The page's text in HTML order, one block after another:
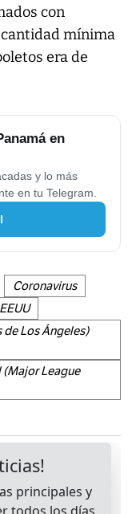
con
mínima
era de
en
y lo más
en tu Telegram.
Coronavirus
Los Ángeles)
(Major League